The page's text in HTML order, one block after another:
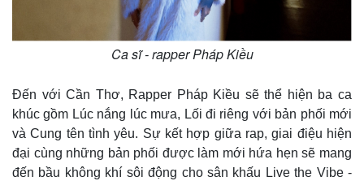
Thế giới
Quan sát
Cuộc sống đó đây
Multimedia
Video
Ảnh
Ca sĩ - rapper Pháp Kiều
Đến với Cần Thơ, Rapper Pháp Kiều sẽ thể hiện ba ca
khúc gồm Lúc nắng lúc mưa, Lối đi riêng với bản phối mới
và Cung tên tình yêu. Sự kết hợp giữa rap, giai điệu hiện
đại cùng những bản phối được làm mới hứa hẹn sẽ mang
đến bầu không khí sôi động cho sân khấu Live the Vibe -